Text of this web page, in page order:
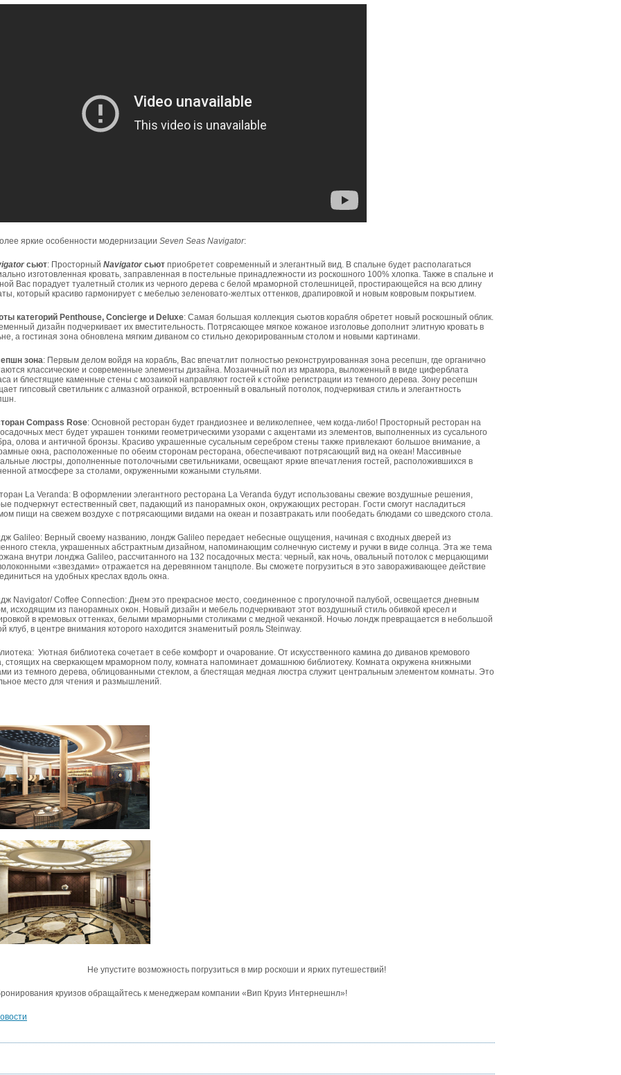
яркие особенности модернизации Seven Seas Navigator:
сьют: Просторный Navigator сьют приобретет современный и элегантный вид. В спальне будет располагаться
изготовленная кровать, заправленная в постельные принадлежности из роскошного 100% хлопка. Также в спальне и
Вас порадует туалетный столик из черного дерева с белой мраморной столешницей, простирающейся на всю длину
который красиво гармонирует с мебелью зеленовато-желтых оттенков, драпировкой и новым ковровым покрытием.
категорий Penthouse, Concierge и Deluxe: Самая большая коллекция сьютов корабля обретет новый роскошный облик.
дизайн подчеркивает их вместительность. Потрясающее мягкое кожаное изголовье дополнит элитную кровать в
а гостиная зона обновлена мягким диваном со стильно декорированным столом и новыми картинами.
зона: Первым делом войдя на корабль, Вас впечатлит полностью реконструированная зона ресепшн, где органично
классические и современные элементы дизайна. Мозаичный пол из мрамора, выложенный в виде циферблата
и блестящие каменные стены с мозаикой направляют гостей к стойке регистрации из темного дерева. Зону ресепшн
гипсовый светильник с алмазной огранкой, встроенный в овальный потолок, подчеркивая стиль и элегантность
Compass Rose: Основной ресторан будет грандиознее и великолепнее, чем когда-либо! Просторный ресторан на
мест будет украшен тонкими геометрическими узорами с акцентами из элементов, выполненных из сусального
олова и античной бронзы. Красиво украшенные сусальным серебром стены также привлекают большое внимание, а
окна, расположенные по обеим сторонам ресторана, обеспечивают потрясающий вид на океан! Массивные
люстры, дополненные потолочными светильниками, освещают яркие впечатления гостей, расположившихся в
атмосфере за столами, окруженными кожаными стульями.
La Veranda: В оформлении элегантного ресторана La Veranda будут использованы свежие воздушные решения,
подчеркнут естественный свет, падающий из панорамных окон, окружающих ресторан. Гости смогут насладиться
пищи на свежем воздухе с потрясающими видами на океан и позавтракать или пообедать блюдами со шведского стола.
Galileo: Верный своему названию, лондж Galileo передает небесные ощущения, начиная с входных дверей из
стекла, украшенных абстрактным дизайном, напоминающим солнечную систему и ручки в виде солнца. Эта же тема
внутри лонджа Galileo, рассчитанного на 132 посадочных места: черный, как ночь, овальный потолок с мерцающими
«звездами» отражается на деревянном танцполе. Вы сможете погрузиться в это завораживающее действие
на удобных креслах вдоль окна.
Navigator/ Coffee Connection: Днем это прекрасное место, соединенное с прогулочной палубой, освещается дневным
исходящим из панорамных окон. Новый дизайн и мебель подчеркивают этот воздушный стиль обивкой кресел и
в кремовых оттенках, белыми мраморными столиками с медной чеканкой. Ночью лондж превращается в небольшой
клуб, в центре внимания которого находится знаменитый рояль Steinway.
Уютная библиотека сочетает в себе комфорт и очарование. От искусственного камина до диванов кремового
стоящих на сверкающем мраморном полу, комната напоминает домашнюю библиотеку. Комната окружена книжными
из темного дерева, облицованными стеклом, а блестящая медная люстра служит центральным элементом комнаты. Это
место для чтения и размышлений.
Не упустите возможность погрузиться в мир роскоши и ярких путешествий!
круизов обращайтесь к менеджерам компании «Вип Круиз Интернешнл»!